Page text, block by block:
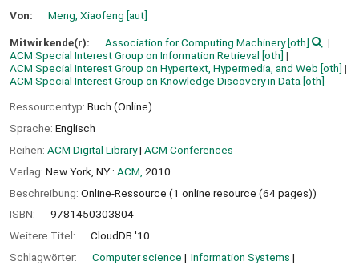
Von: Meng, Xiaofeng [aut]
Mitwirkende(r): Association for Computing Machinery[oth]
ACM Special Interest Group on Information Retrieval [oth]
ACM Special Interest Group on Hypertext, Hypermedia, and Web [oth]
ACM Special Interest Group on Knowledge Discovery in Data [oth]
Ressourcentyp: Buch (Online)
Sprache: Englisch
Reihen: ACM Digital Library| ACM Conferences
Verlag: New York, NY : ACM, 2010
Beschreibung: Online-Ressource (1 online resource (64 pages))
ISBN:
9781450303804
Weitere Titel:
CloudDB '10
Schlagwörter:
Computer science
Information Systems